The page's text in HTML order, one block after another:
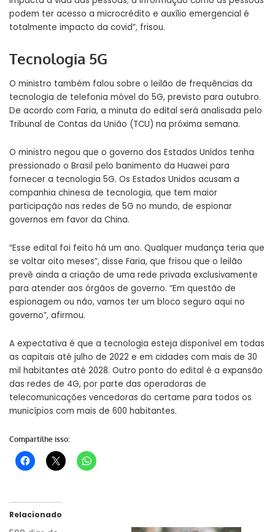
podem ter acesso a microcrédito e auxílio emergencial é
totalmente impacto da covid”, frisou.
Tecnologia 5G
O ministro também falou sobre o leilão de frequências da
tecnologia de telefonia móvel do 5G, previsto para outubro.
De acordo com Faria, a minuta do edital será analisada pelo
Tribunal de Contas da União (TCU) na próxima semana.
O ministro negou que o governo dos Estados Unidos tenha
pressionado o Brasil pelo banimento da Huawei para
fornecer a tecnologia 5G. Os Estados Unidos acusam a
companhia chinesa de tecnologia, que tem maior
participação nas redes de 5G no mundo, de espionar
governos em favor da China.
“Esse edital foi feito há um ano. Qualquer mudança teria que
se voltar oito meses”, disse Faria, que frisou que o leilão
prevê ainda a criação de uma rede privada exclusivamente
para atender aos órgãos de governo. “Em questão de
espionagem ou não, vamos ter um bloco seguro aqui no
governo”, afirmou.
A expectativa é que a tecnologia esteja disponível em todas
as capitais até julho de 2022 e em cidades com mais de 30
mil habitantes até 2028. Outro ponto do edital é a expansão
das redes de 4G, por parte das operadoras de
telecomunicações vencedoras do certame para todos os
municípios com mais de 600 habitantes.
Compartilhe isso:
Relacionado